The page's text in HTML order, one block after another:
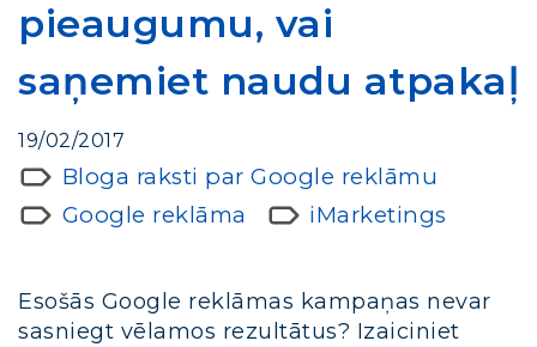
pieaugumu, vai
saņemiet naudu atpakaļ
19/02/2017
Bloga raksti par Google reklāmu
Google reklāma
iMarketings
Esošās Google reklāmas kampaņas nevar
sasniegt vēlamos rezultātus? Izaiciniet